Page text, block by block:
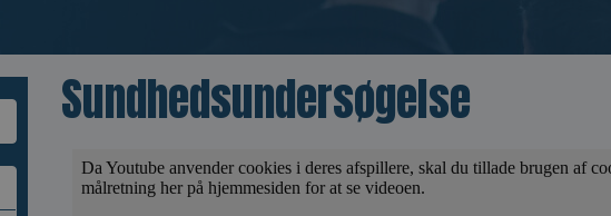
Sundhedsundersøgelse